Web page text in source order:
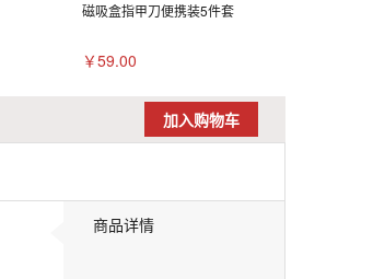
磁吸盒指甲刀便携装5件套
￥59.00
加入购物车
商品详情